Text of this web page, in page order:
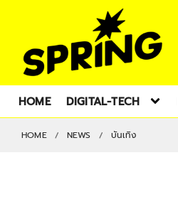
HOME DIGITAL-TECH
HOME NEWS บันเทิง